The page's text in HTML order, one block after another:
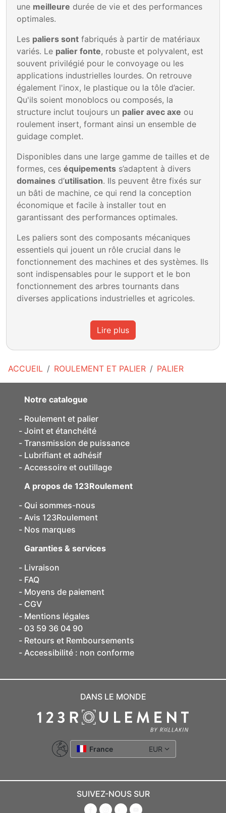
ACCUEIL ROULEMENT ET PALIER PALIER
une meilleure durée de vie et des performances
optimales.
Les paliers sont fabriqués à partir de matériaux
variés. Le palier fonte, robuste et polyvalent, est
souvent privilégié pour le convoyage ou les
applications industrielles lourdes. On retrouve
également l'inox, le plastique ou la tôle d’acier.
Qu'ils soient monoblocs ou composés, la
structure inclut toujours un palier avec axe ou
roulement insert, formant ainsi un ensemble de
guidage complet.
Disponibles dans une large gamme de tailles et de
formes, ces équipements s’adaptent à divers
domaines d’utilisation. Ils peuvent être fixés sur
un bâti de machine, ce qui rend la conception
économique et facile à installer tout en
garantissant des performances optimales.
Les paliers sont des composants mécaniques
essentiels qui jouent un rôle crucial dans le
fonctionnement des machines et des systèmes. Ils
sont indispensables pour le support et le bon
fonctionnement des arbres tournants dans
diverses applications industrielles et agricoles.
Lire plus
Notre catalogue
Roulement et palier
Joint et étanchéité
Transmission de puissance
Lubrifiant et adhésif
Accessoire et outillage
A propos de 123Roulement
Qui sommes-nous
Avis 123Roulement
Nos marques
Garanties & services
Livraison
FAQ
Moyens de paiement
CGV
Mentions légales
03 59 36 04 90
Retours et Remboursements
Accessibilité : non conforme
DANS LE MONDE
France EUR
SUIVEZ-NOUS SUR